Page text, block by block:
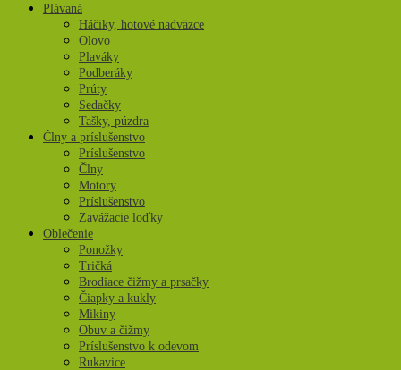
Plávaná
Háčiky, hotové nadväzce
Olovo
Plaváky
Podberáky
Prúty
Sedačky
Tašky, púzdra
Člny a príslušenstvo
Príslušenstvo
Člny
Motory
Príslušenstvo
Zavážacie loďky
Oblečenie
Ponožky
Tričká
Brodiace čižmy a prsačky
Čiapky a kukly
Mikiny
Obuv a čižmy
Príslušenstvo k odevom
Rukavice